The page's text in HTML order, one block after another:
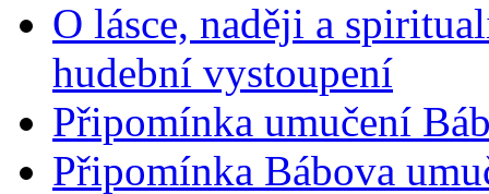
O lásce, naději a
hudební vystoupení
Připomínka umučení
Připomínka Bábova